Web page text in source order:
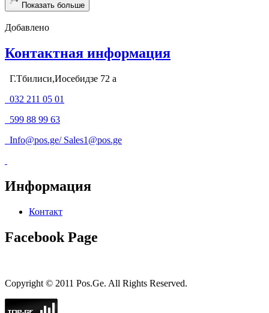
Показать больше
Добавлено
Контактная информация
Г.Тбилиси,Иосебидзе 72 а
032 211 05 01
599 88 99 63
Info@pos.ge/ Sales1@pos.ge
Информация
Контакт
Facebook Page
Copyright © 2011 Pos.Ge. All Rights Reserved.